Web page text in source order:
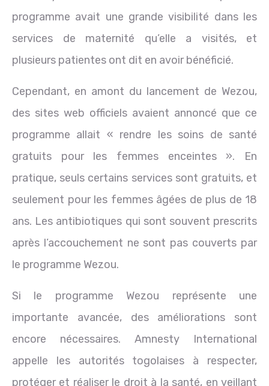
programme avait une grande visibilité dans les
services de maternité qu’elle a visités, et
plusieurs patientes ont dit en avoir bénéficié.
Cependant, en amont du lancement de Wezou,
des sites web officiels avaient annoncé que ce
programme allait « rendre les soins de santé
gratuits pour les femmes enceintes ». En
pratique, seuls certains services sont gratuits, et
seulement pour les femmes âgées de plus de 18
ans. Les antibiotiques qui sont souvent prescrits
après l’accouchement ne sont pas couverts par
le programme Wezou.
Si le programme Wezou représente une
importante avancée, des améliorations sont
encore nécessaires. Amnesty International
appelle les autorités togolaises à respecter,
protéger et réaliser le droit à la santé, en veillant